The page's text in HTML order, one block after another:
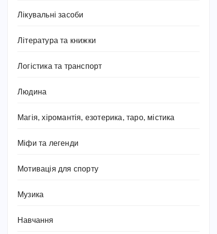
Лікувальні засоби
Література та книжки
Логістика та транспорт
Людина
Магія, хіромантія, езотерика, таро, містика
Міфи та легенди
Мотивація для спорту
Музика
Навчання